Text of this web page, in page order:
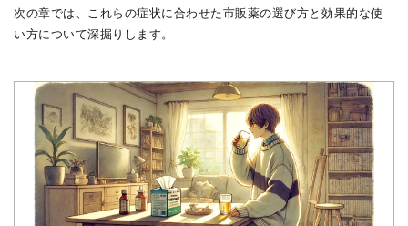
次の章では、これらの症状に合わせた市販薬の選び方と効果的な使
い方について深掘りします。